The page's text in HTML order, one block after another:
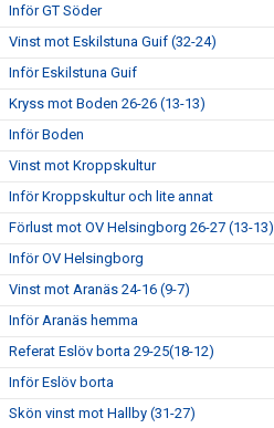
Inför GT Söder
Vinst mot Eskilstuna Guif (32-24)
Inför Eskilstuna Guif
Kryss mot Boden 26-26 (13-13)
Inför Boden
Vinst mot Kroppskultur
Inför Kroppskultur och lite annat
Förlust mot OV Helsingborg 26-27 (13-13)
Inför OV Helsingborg
Vinst mot Aranäs 24-16 (9-7)
Inför Aranäs hemma
Referat Eslöv borta 29-25(18-12)
Inför Eslöv borta
Skön vinst mot Hallby (31-27)